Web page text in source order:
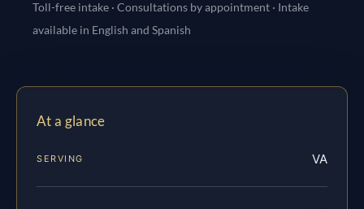
Toll-free intake · Consultations by appointment · Intake
available in English and Spanish
At a glance
SERVING VA